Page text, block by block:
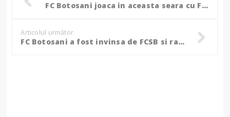
FC Botosani joaca in aceasta seara cu FCSB! Coltescu va fi la centru!
Articolul următor
FC Botosani a fost invinsa de FCSB si ramane cu 16 puncte in clasament